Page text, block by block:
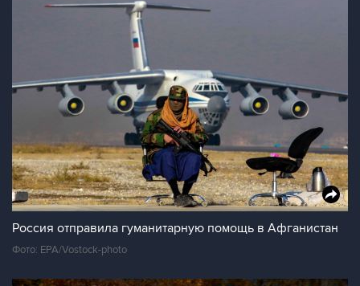
Россия отправила гуманитарную помощь в Афганистан
Фото: EPA/Vostock-photo